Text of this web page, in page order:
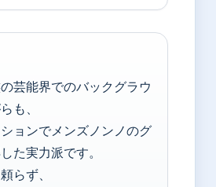
芸能界でのバックグラウ
も、
ョンでメンズノンノのグ
た実力派です。
らず、